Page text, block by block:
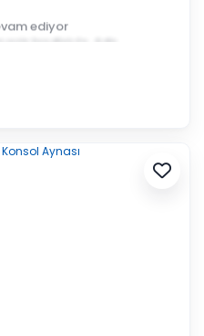
kredisiyle öde